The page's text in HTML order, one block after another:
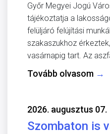
Győr Megyei Jogú
tájékoztatja a
felüljáró felújítási
szakaszukhoz
vasárnapig tart. Az
Tovább olvasom →
2026. augusztus 07.
Szombaton is